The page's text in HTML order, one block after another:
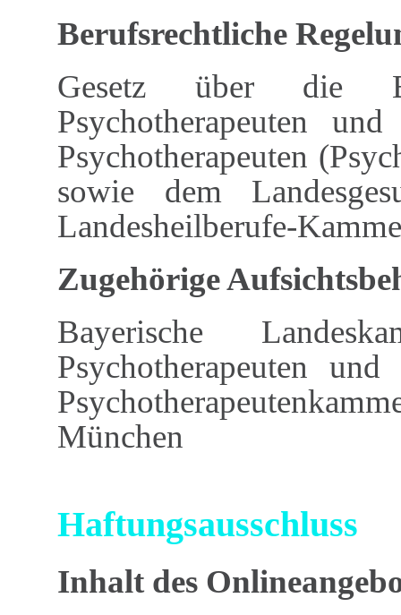
Berufsrechtliche
Gesetz über die
Psychotherapeuten
Psychotherapeuten
sowie dem
Landesheilberufe-
Zugehörige
Bayerische
Psychotherapeuten
München
Haftungsausschluss
Inhalt des